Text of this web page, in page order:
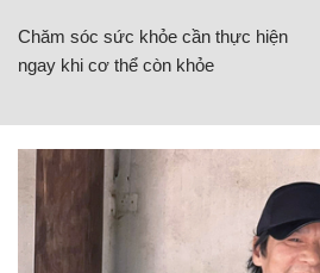
Chăm sóc sức khỏe cần thực hiện
ngay khi cơ thể còn khỏe